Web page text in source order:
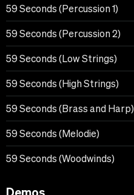
59 Seconds (Percussion 1)
59 Seconds (Percussion 2)
59 Seconds (Low Strings)
59 Seconds (High Strings)
59 Seconds (Brass and Harp)
59 Seconds (Melodie)
59 Seconds (Woodwinds)